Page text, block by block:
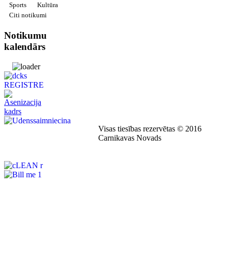
Sports
Kultūra
Citi notikumi
Notikumu
kalendārs
Visas tiesības rezervētas © 2016
Carnikavas Novads